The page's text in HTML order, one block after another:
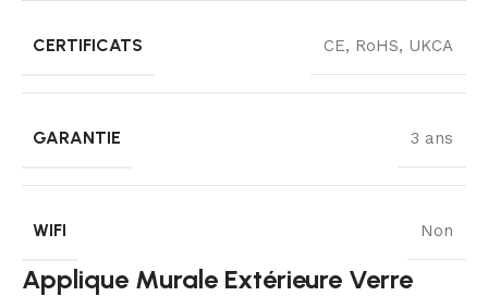
CERTIFICATS CE, RoHS, UKCA
GARANTIE 3 ans
WIFI Non
Applique Murale Extérieure Verre